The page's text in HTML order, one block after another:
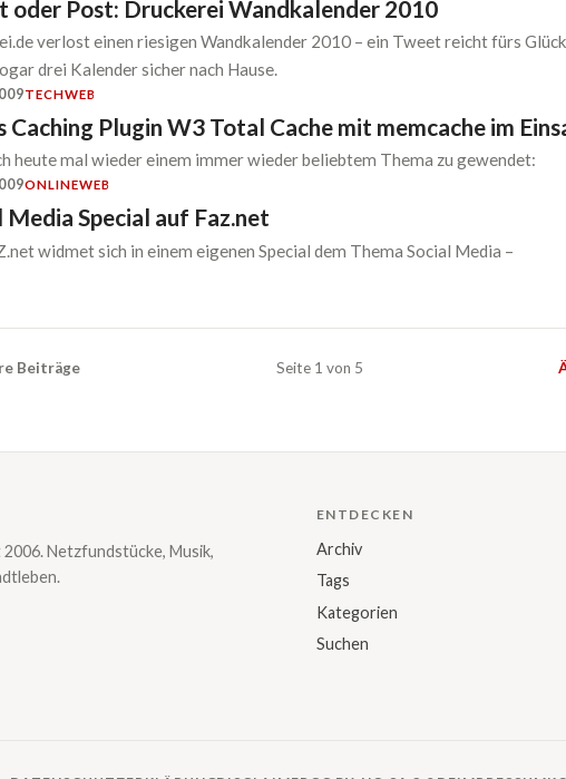
oder Post: Druckerei Wandkalender 2010
verlost einen riesigen Wandkalender 2010 – ein Tweet reicht fürs
drei Kalender sicher nach Hause.
TECHWEB
Caching Plugin W3 Total Cache mit memcache im
heute mal wieder einem immer wieder beliebtem Thema zu gewendet:
ONLINEWEB
Media Special auf Faz.net
widmet sich in einem eigenen Special dem Thema Social Media –
Beiträge Seite 1 von 5
Netzfundstücke, Musik,
ENTDECKEN
Archiv
Tags
Kategorien
Suchen